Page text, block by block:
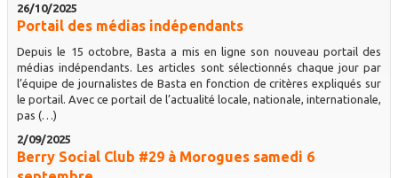
26/10/2025
Portail des médias indépendants
Depuis le 15 octobre, Basta a mis en ligne son nouveau portail des
médias indépendants. Les articles sont sélectionnés chaque jour par
l’équipe de journalistes de Basta en fonction de critères expliqués sur
le portail. Avec ce portail de l’actualité locale, nationale, internationale,
pas (…)
2/09/2025
Berry Social Club #29 à Morogues samedi 6